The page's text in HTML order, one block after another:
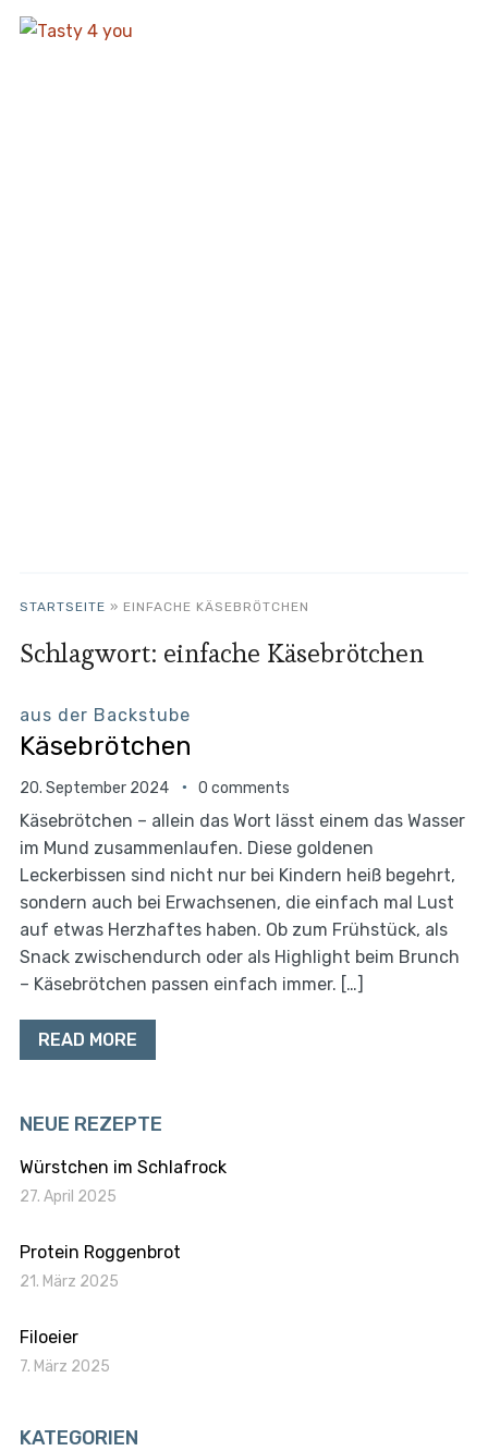
STARTSEITE » EINFACHE KÄSEBRÖTCHEN
Schlagwort: einfache Käsebrötchen
aus der Backstube
Käsebrötchen
20. September 2024 0 comments
Käsebrötchen – allein das Wort lässt einem das Wasser
im Mund zusammenlaufen. Diese goldenen
Leckerbissen sind nicht nur bei Kindern heiß begehrt,
sondern auch bei Erwachsenen, die einfach mal Lust
auf etwas Herzhaftes haben. Ob zum Frühstück, als
Snack zwischendurch oder als Highlight beim Brunch
– Käsebrötchen passen einfach immer. […]
READ MORE
NEUE REZEPTE
Würstchen im Schlafrock
27. April 2025
Protein Roggenbrot
21. März 2025
Filoeier
7. März 2025
KATEGORIEN